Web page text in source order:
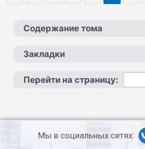
Содержание тома
Закладки
Перейти на страницу:
Мы в социальных сетях: